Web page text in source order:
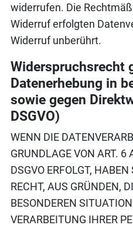
widerrufen. Die
Widerruf erfolgten
Widerruf unberührt.
Widerspruchsrecht
Datenerhebung in
sowie gegen
DSGVO)
WENN DIE
GRUNDLAGE VON ART. 6
DSGVO ERFOLGT,
RECHT, AUS GRÜNDEN,
BESONDEREN
VERARBEITUNG IHRER